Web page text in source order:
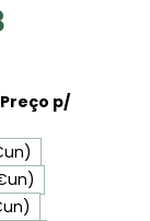
p/